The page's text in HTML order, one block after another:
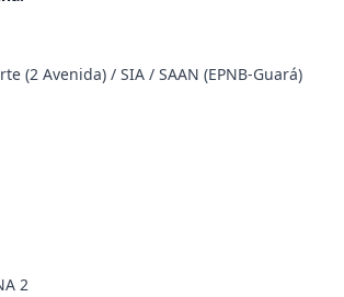
(2 Avenida) / SIA / SAAN (EPNB-Guará)
2